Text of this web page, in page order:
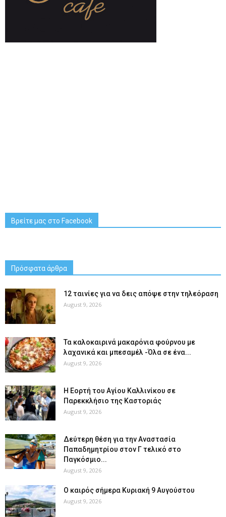
Βρείτε μας στο Facebook
Πρόσφατα άρθρα
12 ταινίες για να δεις απόψε στην τηλεόραση
August 9, 2026
Τα καλοκαιρινά μακαρόνια φούρνου με
λαχανικά και μπεσαμέλ -Όλα σε ένα...
August 9, 2026
H Εορτή του Αγίου Καλλινίκου σε
Παρεκκλήσιο της Καστοριάς
August 9, 2026
Δεύτερη θέση για την Αναστασία
Παπαδημητρίου στον Γ τελικό στο
Παγκόσμιο...
August 9, 2026
Ο καιρός σήμερα Κυριακή 9 Αυγούστου
August 9, 2026